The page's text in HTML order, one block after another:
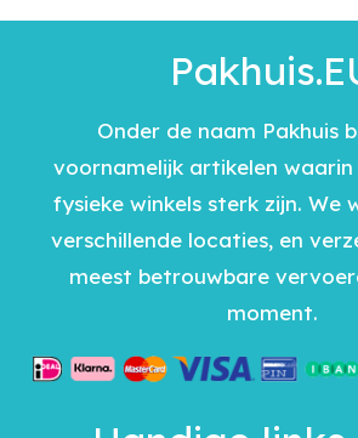
Onder de naam Pakhuis
voornamelijk artikelen
fysieke winkels sterk zijn. We
verschillende locaties, en
meest betrouwbare
moment.